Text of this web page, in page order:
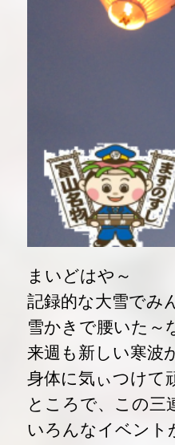
まいどはや～
記録的な大雪でみ
雪かきで腰いた～
来週も新しい寒波
身体に気ぃつけて
ところで、この三
いろんなイベント